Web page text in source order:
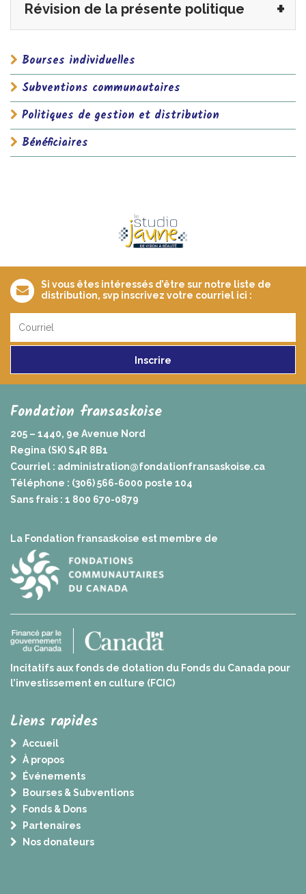
Révision de la présente politique
Bourses individuelles
Subventions communautaires
Politiques de gestion et distribution
Bénéficiaires
Si vous êtes intéressés d’être sur notre liste de
distribution, svp inscrivez votre courriel ici :
Inscrire
Fondation fransaskoise
205 – 1440, 9e Avenue Nord
Regina (SK) S4R 8B1
Courriel : administration@fondationfransaskoise.ca
Téléphone : (306) 566-6000 poste 104
Sans frais : 1 800 670-0879
La Fondation fransaskoise est membre de
Incitatifs aux fonds de dotation du Fonds du Canada pour
l’investissement en culture (FCIC)
Liens rapides
Accueil
À propos
Événements
Bourses & Subventions
Fonds & Dons
Partenaires
Nos donateurs